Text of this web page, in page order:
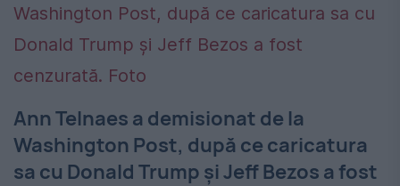
Ann Telnaes a demisionat de la
Washington Post, după ce caricatura
sa cu Donald Trump și Jeff Bezos a fost